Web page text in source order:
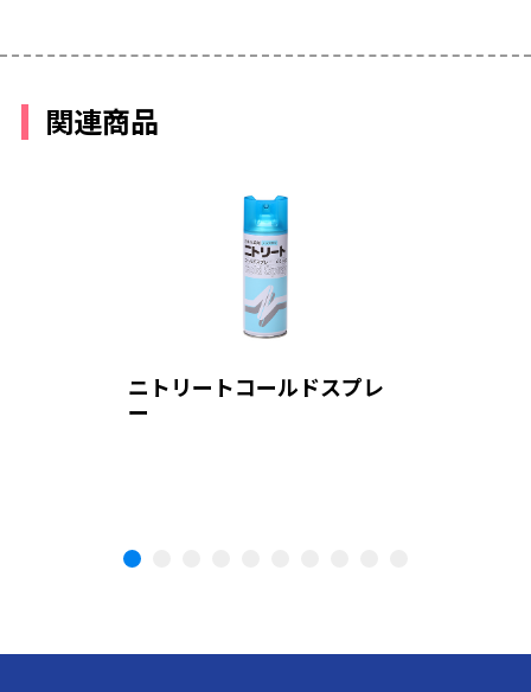
関連商品
ニトリートコールドスプレ
ー